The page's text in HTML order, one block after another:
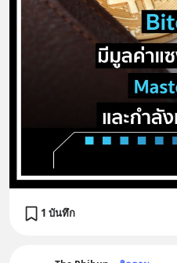
1 บันทึก